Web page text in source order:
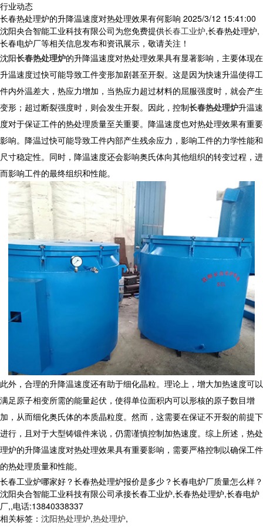
行业动态
长春热处理炉的升降温速度对热处理效果有何影响 2025/3/12 15:41:00
沈阳央合智能工业科技有限公司为您免费提供长春工业炉,长春热处理炉,
长春电炉厂等相关信息发布和资讯展示，敬请关注！
沈阳长春热处理炉的升降温速度对热处理效果具有显著影响，主要体现在
升温速度过快可能导致工件变形加剧甚至开裂。这是因为快速升温使得工
件内外温差大，热应力增加，当热应力超过材料的屈服强度时，就会产生
变形；超过断裂强度时，则会发生开裂。因此，控制长春热处理炉升温速
度对于保证工件的热处理质量至关重要。降温速度也对热处理效果有重要
影响。降温过快可能导致工件内部产生残余应力，影响工件的力学性能和
尺寸稳定性。同时，降温速度还会影响奥氏体向其他组织的转变过程，进
而影响工件的最终组织和性能。
此外，合理的升降温速度还有助于细化晶粒。理论上，增大加热速度可以
满足原子相变所需的能量起伏，使得单位面积内可以形核的原子数目增
加，从而细化奥氏体的本质晶粒度。然而，这需要在保证不开裂的前提下
进行，且对于大型铸锻件来说，仍需谨慎控制加热速度。综上所述， 热处
理炉的升降温速度对热处理效果具有重要影响，需要严格控制以确保工件
的热处理质量和性能。
长春工业炉哪家好？长春热处理炉报价是多少？长春电炉厂质量怎么样？
沈阳央合智能工业科技有限公司承接长春工业炉,长春热处理炉,长春电炉
厂,,电话:13840338337
相关标签： 沈阳热处理炉,热处理炉,